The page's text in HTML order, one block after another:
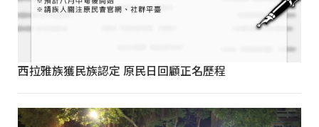
西拉雅族獲民族認定 原民日回顧正名歷程